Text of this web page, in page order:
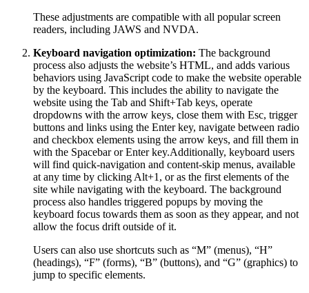
These adjustments are compatible with all popular screen
readers, including JAWS and NVDA.
Keyboard navigation optimization: The background
process also adjusts the website’s HTML, and adds various
behaviors using JavaScript code to make the website operable
by the keyboard. This includes the ability to navigate the
website using the Tab and Shift+Tab keys, operate
dropdowns with the arrow keys, close them with Esc, trigger
buttons and links using the Enter key, navigate between radio
and checkbox elements using the arrow keys, and fill them in
with the Spacebar or Enter key.Additionally, keyboard users
will find quick-navigation and content-skip menus, available
at any time by clicking Alt+1, or as the first elements of the
site while navigating with the keyboard. The background
process also handles triggered popups by moving the
keyboard focus towards them as soon as they appear, and not
allow the focus drift outside of it.
Users can also use shortcuts such as “M” (menus), “H”
(headings), “F” (forms), “B” (buttons), and “G” (graphics) to
jump to specific elements.